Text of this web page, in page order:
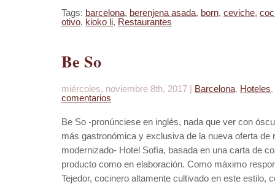
Tags: barcelona, berenjena asada, born, ceviche,
otivo, kioko li, Restaurantes
Be So
miércoles, noviembre 8th, 2017 | Barcelona, Hoteles,
comentarios
Be So -pronúnciese en inglés, nada que ver con
más gastronómica y exclusiva de la nueva oferta de
modernizado- Hotel Sofía, basada en una carta de
producto como en elaboración. Como máximo
Tejedor, cocinero altamente cultivado en este estilo,